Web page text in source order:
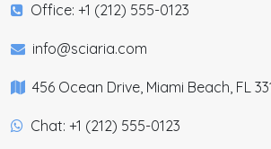
Office: +1 (212) 555-0123
info@sciaria.com
456 Ocean Drive, Miami Beach, FL
Chat: +1 (212) 555-0123